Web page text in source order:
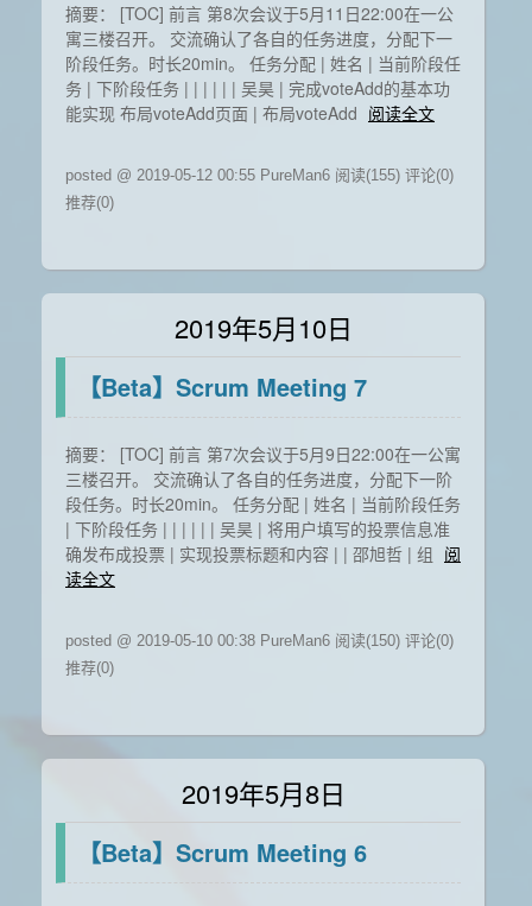
摘要： [TOC] 前言 第8次会议于5月11日22:00在一公
寓三楼召开。 交流确认了各自的任务进度，分配下一
阶段任务。时长20min。 任务分配 | 姓名 | 当前阶段任
务 | 下阶段任务 | | | | | | 吴昊 | 完成voteAdd的基本功
能实现 布局voteAdd页面 | 布局voteAdd 阅读全文
posted @ 2019-05-12 00:55 PureMan6 阅读(155) 评论(0)
推荐(0)
2019年5月10日
【Beta】Scrum Meeting 7
摘要： [TOC] 前言 第7次会议于5月9日22:00在一公寓
三楼召开。 交流确认了各自的任务进度，分配下一阶
段任务。时长20min。 任务分配 | 姓名 | 当前阶段任务
| 下阶段任务 | | | | | | 吴昊 | 将用户填写的投票信息准
确发布成投票 | 实现投票标题和内容 | | 邵旭哲 | 组 阅
读全文
posted @ 2019-05-10 00:38 PureMan6 阅读(150) 评论(0)
推荐(0)
2019年5月8日
【Beta】Scrum Meeting 6